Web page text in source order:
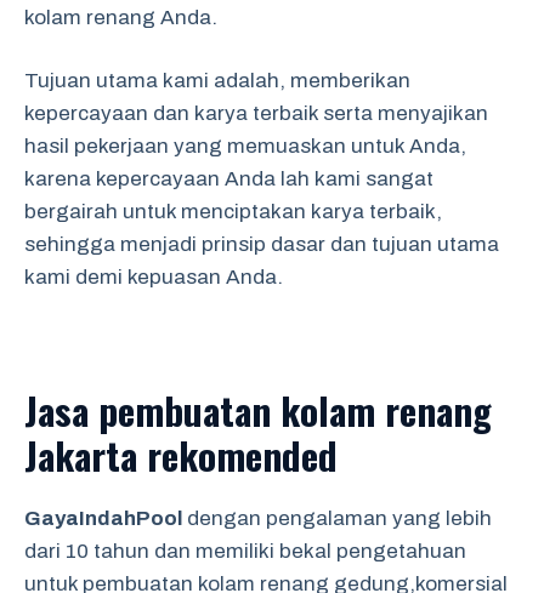
kolam renang Anda.
Tujuan utama kami adalah, memberikan
kepercayaan dan karya terbaik serta menyajikan
hasil pekerjaan yang memuaskan untuk Anda,
karena kepercayaan Anda lah kami sangat
bergairah untuk menciptakan karya terbaik,
sehingga menjadi prinsip dasar dan tujuan utama
kami demi kepuasan Anda.
Jasa pembuatan kolam renang
Jakarta rekomended
GayaIndahPool dengan pengalaman yang lebih
dari 10 tahun dan memiliki bekal pengetahuan
untuk pembuatan kolam renang gedung,komersial